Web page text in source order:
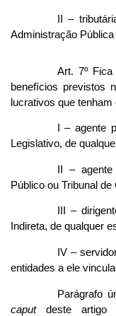
II –
Administração Pública
Art. 7º
benefícios previstos
lucrativos que
I – agente
Legislativo, de
II –
Público ou Tribunal de
III –
Indireta, de qualquer
IV –
entidades a ele
Parágrafo
caputdeste artigo